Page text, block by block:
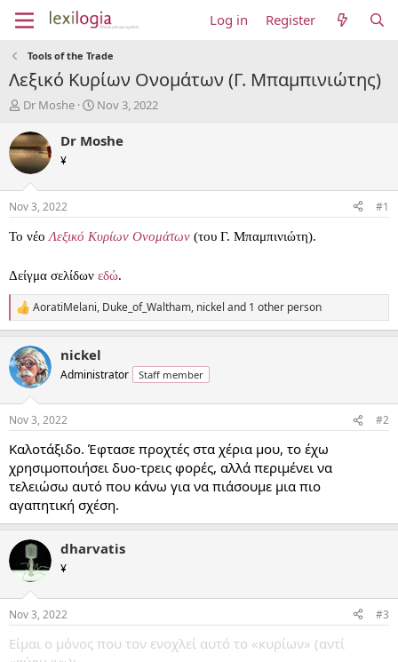
Log in Register
Tools of the Trade
Λεξικό Κυρίων Ονομάτων (Γ. Μπαμπινιώτης)
T
r
e
a
d
t
a
e
r
Dr Moshe
S
a
t
e
Nov 3, 2022
Dr Moshe
¥
Nov 3, 2022 #1
Το νέο Λεξικό Κυρίων Ονομάτων (του Γ. Μπαμπινιώτη).
Δείγμα σελίδων εδώ.
R
e
c
t
i
s
AoratiMelani, Duke_of_Waltham, nickel and 1 other person
nickel
Administrator Staff member
Nov 3, 2022 #2
Καλοτάξιδο. Έφτασε προχτές στα χέρια μου, το έχω
χρησιμοποιήσει δυο-τρεις φορές, αλλά περιμένει να
τελειώσω αυτό που κάνω για να πιάσουμε μια πιο
αγαπητική σχέση.
dharvatis
¥
Nov 3, 2022 #3
Είμαι ο μόνος που τον ενοχλεί αυτό το «κυρίων» (αντί